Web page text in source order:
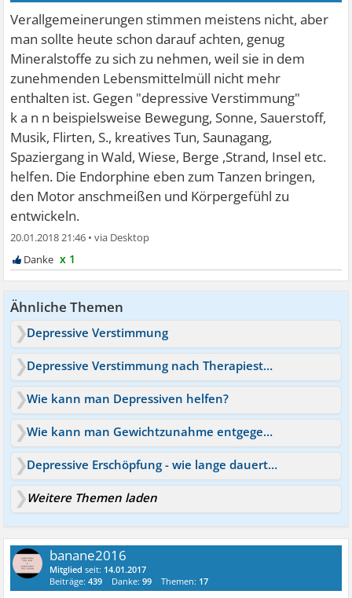
Verallgemeinerungen stimmen meistens nicht, aber
man sollte heute schon darauf achten, genug
Mineralstoffe zu sich zu nehmen, weil sie in dem
zunehmenden Lebensmittelmüll nicht mehr
enthalten ist. Gegen "depressive Verstimmung"
k a n n beispielsweise Bewegung, Sonne, Sauerstoff,
Musik, Flirten, S., kreatives Tun, Saunagang,
Spaziergang in Wald, Wiese, Berge ,Strand, Insel etc.
helfen. Die Endorphine eben zum Tanzen bringen,
den Motor anschmeißen und Körpergefühl zu
entwickeln.
20.01.2018 21:46 •
x 1
Ähnliche Themen
Depressive Verstimmung
Depressive Verstimmung nach Therapiestunden?
Wie kann man Depressiven helfen?
Wie kann man Gewichtzunahme entgegenwirken Quetiapin
Depressive Erschöpfung - wie lange dauert es?
Weitere Themen laden
banane2016
Mitglied seit: 14.01.2017
Beiträge:439 Danke:99 Themen: 17